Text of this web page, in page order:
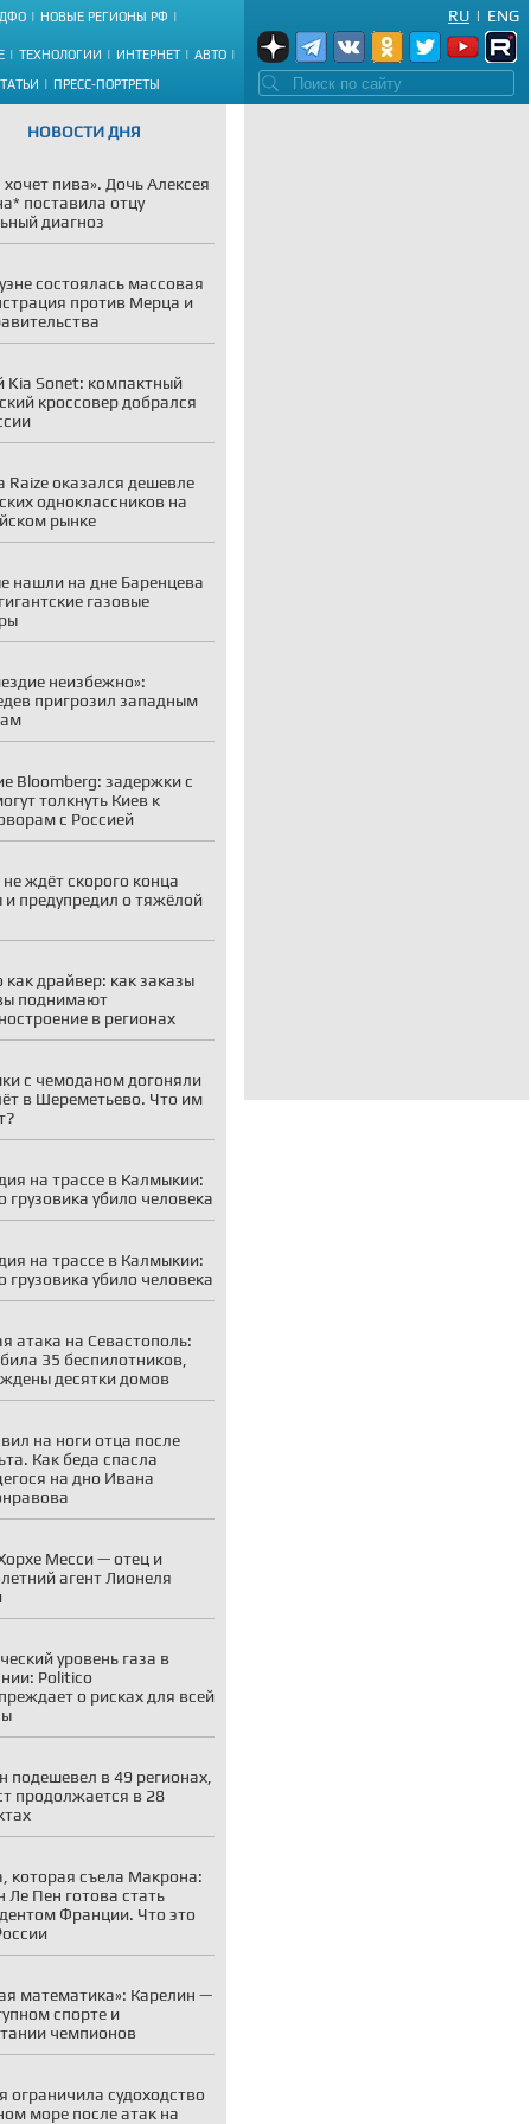
ДФО НОВЫЕ РЕГИОНЫ РФ
ТЕХНОЛОГИИ ИНТЕРНЕТ АВТО
ПРЕСС-ПОРТРЕТЫ
ENG
|
RU
НОВОСТИ ДНЯ
пива». Дочь Алексея
поставила отцу
диагноз
состоялась массовая
против Мерца и
Kia Sonet: компактный
кроссовер добрался
Raize оказался дешевле
одноклассников на
рынке
нашли на дне Баренцева
газовые
неизбежно»:
пригрозил западным
Bloomberg: задержки с
толкнуть Киев к
с Россией
не ждёт скорого конца
и предупредил о тяжёлой
как драйвер: как заказы
поднимают
в регионах
с чемоданом догоняли
в Шереметьево. Что им
на трассе в Калмыкии:
грузовика убило человека
на трассе в Калмыкии:
грузовика убило человека
атака на Севастополь:
35 беспилотников,
десятки домов
на ноги отца после
Как беда спасла
на дно Ивана
Месси — отец и
агент Лионеля
уровень газа в
Politico
о рисках для всей
подешевел в 49 регионах,
продолжается в 28
которая съела Макрона:
Ле Пен готова стать
Франции. Что это
математика»: Карелин —
спорте и
чемпионов
ограничила судоходство
море после атак на